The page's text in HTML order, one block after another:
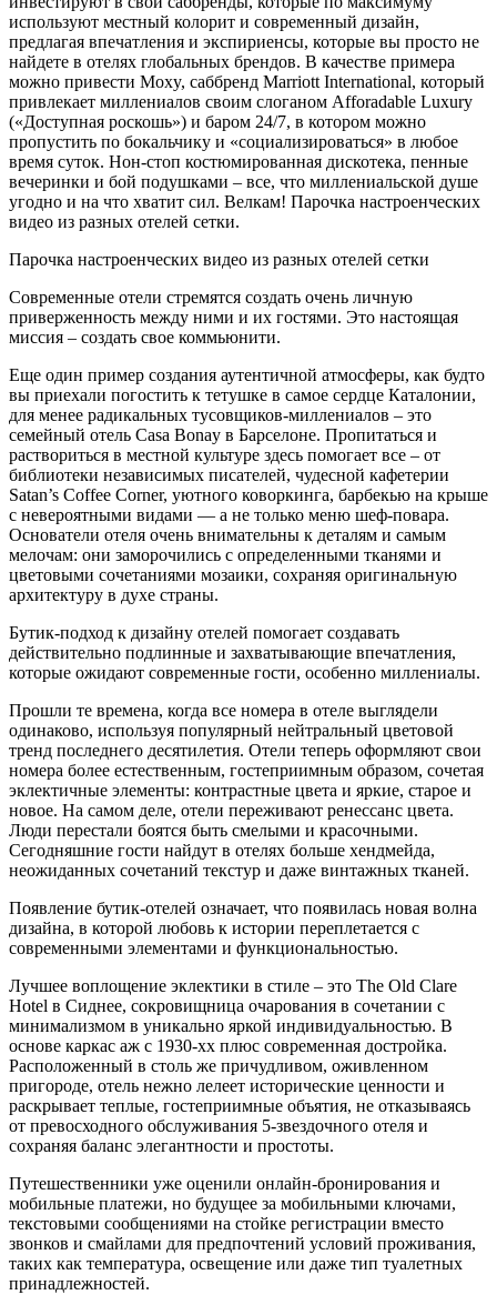
используют местный колорит и современный дизайн,
предлагая впечатления и экспириенсы, которые вы просто не
найдете в отелях глобальных брендов. В качестве примера
можно привести Moxy, саббренд Marriott International, который
привлекает миллениалов своим слоганом Afforadable Luxury
(«Доступная роскошь») и баром 24/7, в котором можно
пропустить по бокальчику и «социализироваться» в любое
время суток. Нон-стоп костюмированная дискотека, пенные
вечеринки и бой подушками – все, что миллениальской душе
угодно и на что хватит сил. Велкам! Парочка настроенческих
видео из разных отелей сетки.
Парочка настроенческих видео из разных отелей сетки
Современные отели стремятся создать очень личную
приверженность между ними и их гостями. Это настоящая
миссия – создать свое коммьюнити.
Еще один пример создания аутентичной атмосферы, как будто
вы приехали погостить к тетушке в самое сердце Каталонии,
для менее радикальных тусовщиков-миллениалов – это
семейный отель Casa Bonay в Барселоне. Пропитаться и
раствориться в местной культуре здесь помогает все – от
библиотеки независимых писателей, чудесной кафетерии
Satan’s Coffee Corner, уютного коворкинга, барбекью на крыше
с невероятными видами — а не только меню шеф-повара.
Основатели отеля очень внимательны к деталям и самым
мелочам: они заморочились с определенными тканями и
цветовыми сочетаниями мозаики, сохраняя оригинальную
архитектуру в духе страны.
Бутик-подход к дизайну отелей помогает создавать
действительно подлинные и захватывающие впечатления,
которые ожидают современные гости, особенно миллениалы.
Прошли те времена, когда все номера в отеле выглядели
одинаково, используя популярный нейтральный цветовой
тренд последнего десятилетия. Отели теперь оформляют свои
номера более естественным, гостеприимным образом, сочетая
эклектичные элементы: контрастные цвета и яркие, старое и
новое. На самом деле, отели переживают ренессанс цвета.
Люди перестали боятся быть смелыми и красочными.
Сегодняшние гости найдут в отелях больше хендмейда,
неожиданных сочетаний текстур и даже винтажных тканей.
Появление бутик-отелей означает, что появилась новая волна
дизайна, в которой любовь к истории переплетается с
современными элементами и функциональностью.
Лучшее воплощение эклектики в стиле – это The Old Clare
Hotel в Сиднее, сокровищница очарования в сочетании с
минимализмом в уникально яркой индивидуальностью. В
основе каркас аж с 1930-хх плюс современная достройка.
Расположенный в столь же причудливом, оживленном
пригороде, отель нежно лелеет исторические ценности и
раскрывает теплые, гостеприимные объятия, не отказываясь
от превосходного обслуживания 5-звездочного отеля и
сохраняя баланс элегантности и простоты.
Путешественники уже оценили онлайн-бронирования и
мобильные платежи, но будущее за мобильными ключами,
текстовыми сообщениями на стойке регистрации вместо
звонков и смайлами для предпочтений условий проживания,
таких как температура, освещение или даже тип туалетных
принадлежностей.